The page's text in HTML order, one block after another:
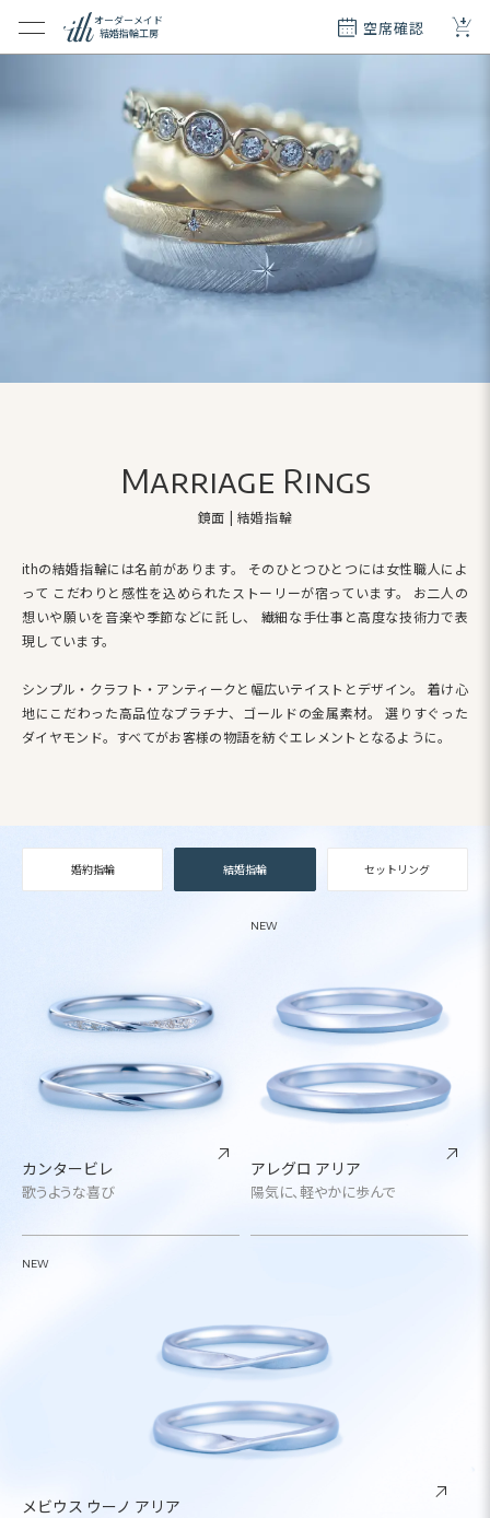
オーダーメイド
結婚指輪工房
空席確認 +
メイド
鏡面 | 結婚指輪
Marriage Rings
ithの結婚指輪には名前があります。
そのひとつひとつには女性職人によ
って こだわりと感性を込められたストーリーが宿っています。
お二人の
想いや願いを音楽や季節などに託し、
繊細な手仕事と高度な技術力で表
現しています。
シンプル・クラフト・アンティークと幅広いテイストとデザイン。
着け心
地にこだわった高品位なプラチナ、ゴールドの金属素材。
選りすぐった
ダイヤモンド。すべてがお客様の物語を紡ぐエレメントとなるように。
婚約指輪 結婚指輪 セットリング
カンタービレ
歌うような喜び
アレグロ アリア
陽気に、軽やかに歩んで
NEW
メビウス ウーノ アリア
NEW